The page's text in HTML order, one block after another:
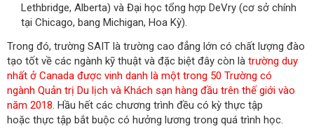
Lethbridge, Alberta) và Đại học tổng hợp DeVry (cơ sở chính
tại Chicago, bang Michigan, Hoa Kỳ).
Trong đó, trường SAIT là trường cao đẳng lớn có chất lượng đào
tạo tốt về các ngành kỹ thuật và đặc biệt đây còn là trường duy
nhất ở Canada được vinh danh là một trong 50 Trường có
ngành Quản trị Du lịch và Khách sạn hàng đầu trên thế giới vào
năm 2018. Hầu hết các chương trình đều có kỳ thực tập
hoặc thực tập bắt buộc có hưởng lương trong quá trình học.